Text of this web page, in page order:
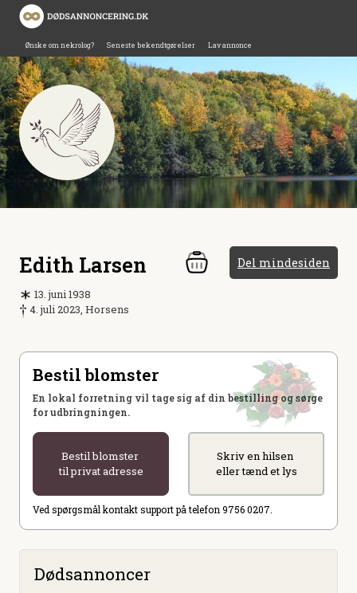
Ønske om nekrolog? Seneste bekendtgørelser Lav annonce
Edith Larsen Del mindesiden
13. juni 1938
4. juli 2023, Horsens
Bestil blomster
En lokal forretning vil tage sig af din bestilling og sørge
for udbringningen.
Bestil blomster
til privat adresse
Skriv en hilsen
eller tænd et lys
Ved spørgsmål kontakt support på telefon 9756 0207.
Dødsannoncer